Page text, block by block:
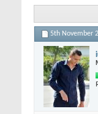
5th November